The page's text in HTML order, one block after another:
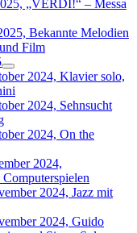
„VERDI!“ – Messa
Bekannte Melodien
Film
2024, Klavier solo,
2024, Sehnsucht
2024, On the
2024,
2024, Jazz mit
2024, Guido